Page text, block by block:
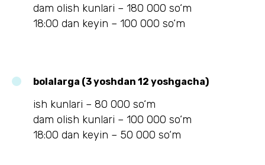
dam olish kunlari – 180 000 so‘m
18:00 dan keyin – 100 000 so‘m
bolalarga (3 yoshdan 12 yoshgacha)
ish kunlari – 80 000 so‘m
dam olish kunlari – 100 000 so‘m
18:00 dan keyin – 50 000 so‘m